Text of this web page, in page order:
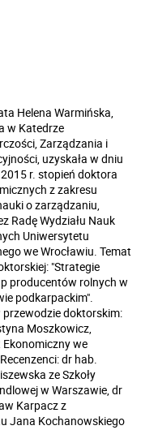
Helena Warmińska,
w Katedrze
Zarządzania i
uzyskała w dniu
r. stopień doktora
z zakresu
o zarządzaniu,
Radę Wydziału Nauk
Uniwersytetu
we Wrocławiu. Temat
"Strategie
producentów rolnych w
podkarpackim".
doktorskim:
Moszkowicz,
we
dr hab.
ze Szkoły
w Warszawie, dr
Karpacz z
Jana Kochanowskiego